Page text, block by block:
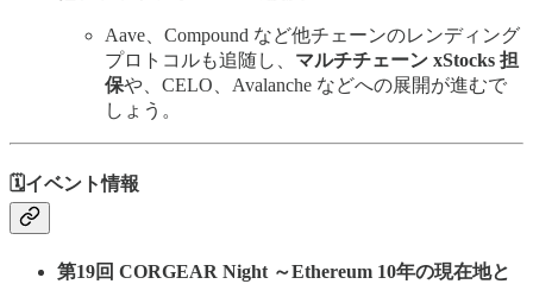
Aave、Compound など他チェーンのレンディング
プロトコルも追随し、 マルチチェーン xStocks 担
保や、CELO、Avalanche などへの展開が進むで
しょう。
🗓️イベント情報
第19回 CORGEAR Night ～Ethereum 10年の現在地と